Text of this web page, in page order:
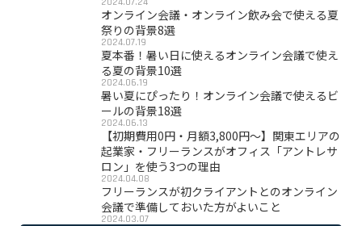
オンライン会議・オンライン飲み会で使える夏
祭りの背景8選
2024.07.19
夏本番！暑い日に使えるオンライン会議で使え
る夏の背景10選
2024.06.19
暑い夏にぴったり！オンライン会議で使えるビ
ールの背景18選
2024.06.13
【初期費用0円・月額3,800円〜】関東エリアの
起業家・フリーランスがオフィス「アントレサ
ロン」を使う3つの理由
2024.04.08
フリーランスが初クライアントとのオンライン
会議で準備しておいた方がよいこと
2024.03.07